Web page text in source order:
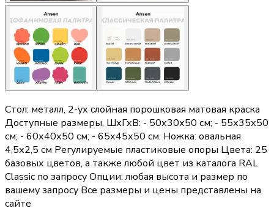
Стол: металл, 2-ух слойная порошковая матовая краска
Доступные размеры, ШхГхВ: - 50х30х50 см; - 55х35х50
см; - 60х40х50 см; - 65х45х50 см. Ножка: овальная
4,5х2,5 см Регулируемые пластиковые опоры Цвета: 25
базовых цветов, а также любой цвет из каталога RAL
Classic по запросу Опции: любая высота и размер по
вашему запросу Все размеры и цены представлены на
сайте